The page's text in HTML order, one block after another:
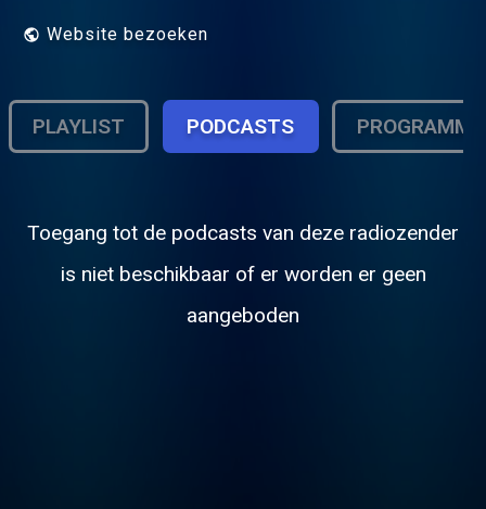
Website bezoeken
PLAYLIST PODCASTS PROGRAMMA
Toegang tot de podcasts van deze radiozender
is niet beschikbaar of er worden er geen
aangeboden